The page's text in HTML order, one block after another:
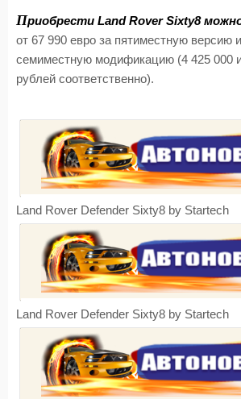
Приобрести Land Rover Sixty8
от 67 990 евро за пятиместную версию
семиместную модификацию (4 425 000
рублей соответственно).
Land Rover Defender Sixty8 by Startech
Land Rover Defender Sixty8 by Startech